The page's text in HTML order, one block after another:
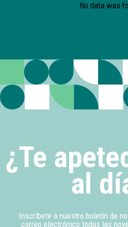
No data was
¿Te
al
Inscríbete a nuestro boletín de
correo electrónico todas las